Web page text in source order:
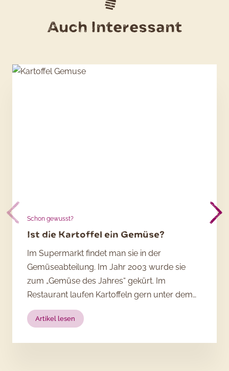
Auch Interessant
Schon gewusst?
Ist die Kartoffel ein Gemüse?
Im Supermarkt findet man sie in der
Gemüseabteilung. Im Jahr 2003 wurde sie
zum „Gemüse des Jahres“ gekürt. Im
Restaurant laufen Kartoffeln gern unter dem…
Artikel lesen
Ist